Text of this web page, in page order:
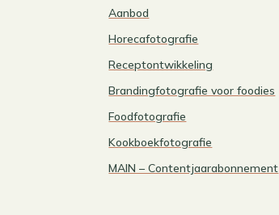
Aanbod
Horecafotografie
Receptontwikkeling
Brandingfotografie voor foodies
Foodfotografie
Kookboekfotografie
MAIN – Contentjaarabonnement